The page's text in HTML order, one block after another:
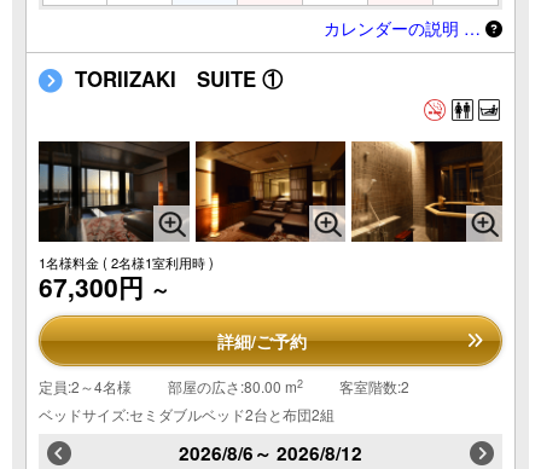
カレンダーの説明 …
TORIIZAKI SUITE ①
1名様料金( 2名様1室利用時 )
67,300円 ～
詳細/ご予約
定員:2～4名様 部屋の広さ:80.00 m2
客室階数:2
ベッドサイズ:セミダブルベッド2台と布団2組
2026/8/6～ 2026/8/12